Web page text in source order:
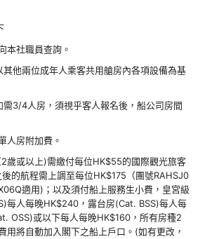
本社職員查詢。
他兩位成年人乘客共用艙房內各項設備為基
3/4人房，須視乎客人報名後，船公司房間
人房附加費。
歲或以上)需繳付每位HK$55的國際觀光旅客
的航程需上調至每位HK$175（團號RAHSJ0
適用)；以及須付船上服務生小費，皇宮級
每人每晚HK$240，露台房(Cat. BSS)每人每
OSS)或以下每人每晚HK$160，所有房種2
用將自動加入閣下之船上戶口。(如有更改，